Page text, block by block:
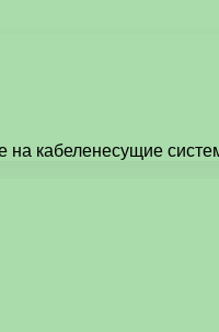
кабеленесущие